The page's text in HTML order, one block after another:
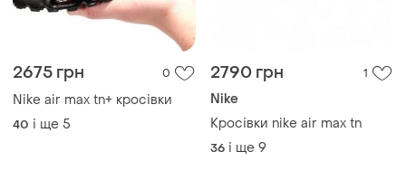
2675 грн 0
Nike air max tn+ кросівки
40 і ще 5
2790 грн 1
Nike
Кросівки nike air max tn
36 і ще 9